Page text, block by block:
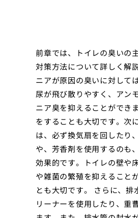
前章では、トイレの臭いの
対策方法について詳しく解
ニアが原因の臭いに対して
尿が飛び散りやすく、アン
ニア臭を抑えることができ
をすることも大切です。次
は、必ず換気扇を回したり
や、芳香剤を使用するのも
効果的です。トイレの壁や
や雑菌の繁殖を抑えること
とも大切です。 さらに、
リーナーを使用したり、重